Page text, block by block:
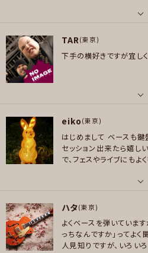
ロック , ハードロック/ヘヴィメタル , ファ
ン
プレイヤー参加予定
の曲を叩けるようになり
いてみた動画アップして
ドラム
好きなアーティスト
HYDE、VAMPS、真天地開闢集団ジグザグ
ポップス , ロック , ハードロック/ヘヴィメ
フュージョン , クラシック
プレイヤー参加予定
TAR(東京)
下手の横好きですが宜し
ドラム
好きなジャンル
ポップス , ロック , ハードロック/ヘヴィメ
メッセー
eiko (東京)
はじめまして ベースも鍵
セッション出来たら嬉し
で、フェスやライブにもよ
ベース , ピアノ/キーボード
好きなアーティスト
*sumika *SUPER BEAVER*スピッツ
ハタ(東京)
よくベースを弾いています
っちなんですか」ってよく
人見知りですが、いろい